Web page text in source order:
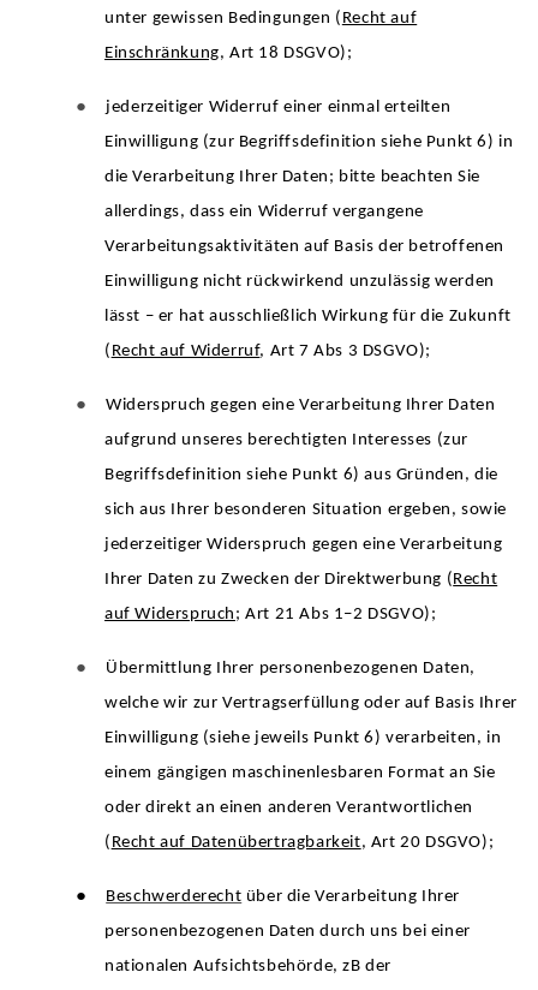
unter gewissen Bedingungen ( Recht auf
Einschränkung, Art 18 DSGVO);
●
jederzeitiger Widerruf einer einmal erteilten
Einwilligung (zur Begriffsdefinition siehe Punkt 6) in
die Verarbeitung Ihrer Daten; bitte beachten Sie
allerdings, dass ein Widerruf vergangene
Verarbeitungsaktivitäten auf Basis der betroffenen
Einwilligung nicht rückwirkend unzulässig werden
lässt – er hat ausschließlich Wirkung für die Zukunft
( Recht auf Widerruf, Art 7 Abs 3 DSGVO);
●
Widerspruch gegen eine Verarbeitung Ihrer Daten
aufgrund unseres berechtigten Interesses (zur
Begriffsdefinition siehe Punkt 6) aus Gründen, die
sich aus Ihrer besonderen Situation ergeben, sowie
jederzeitiger Widerspruch gegen eine Verarbeitung
Ihrer Daten zu Zwecken der Direktwerbung ( Recht
auf Widerspruch ; Art 21 Abs 1–2 DSGVO);
●
Übermittlung Ihrer personenbezogenen Daten,
welche wir zur Vertragserfüllung oder auf Basis Ihrer
Einwilligung (siehe jeweils Punkt 6) verarbeiten, in
einem gängigen maschinenlesbaren Format an Sie
oder direkt an einen anderen Verantwortlichen
( Recht auf Datenübertragbarkeit, Art 20 DSGVO);
● Beschwerderecht über die Verarbeitung Ihrer
personenbezogenen Daten durch uns bei einer
nationalen Aufsichtsbehörde, zB der